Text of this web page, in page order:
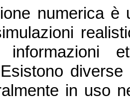
numerica
informazioni
in uso